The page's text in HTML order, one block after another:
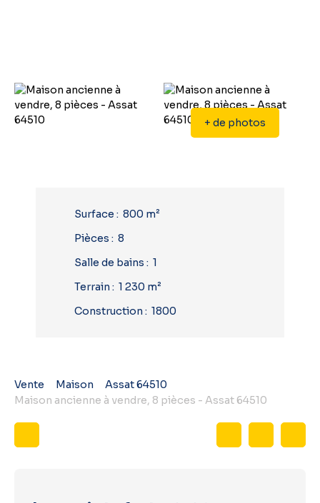
+ de photos
Surface : 800 m²
Pièces : 8
Salle de bains : 1
Terrain : 1 230 m²
Construction : 1800
Vente Maison
Assat 64510
Maison ancienne à vendre, 8 pièces - Assat 64510